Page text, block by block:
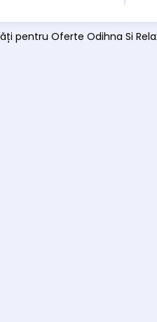
pentru Oferte Odihna Si